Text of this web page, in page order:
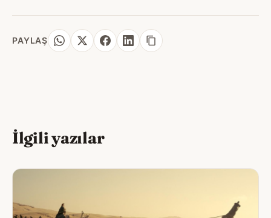
PAYLAŞ
İlgili yazılar